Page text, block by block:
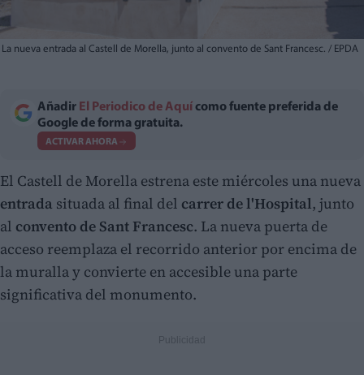
La nueva entrada al Castell de Morella, junto al convento de Sant Francesc. / EPDA
Añadir El Periodico de Aquí como fuente preferida de
Google de forma gratuita.
ACTIVAR AHORA
El Castell de Morella estrena este miércoles una nueva
entrada situada al final del carrer de l'Hospital, junto
al convento de Sant Francesc. La nueva puerta de
acceso reemplaza el recorrido anterior por encima de
la muralla y convierte en accesible una parte
significativa del monumento.